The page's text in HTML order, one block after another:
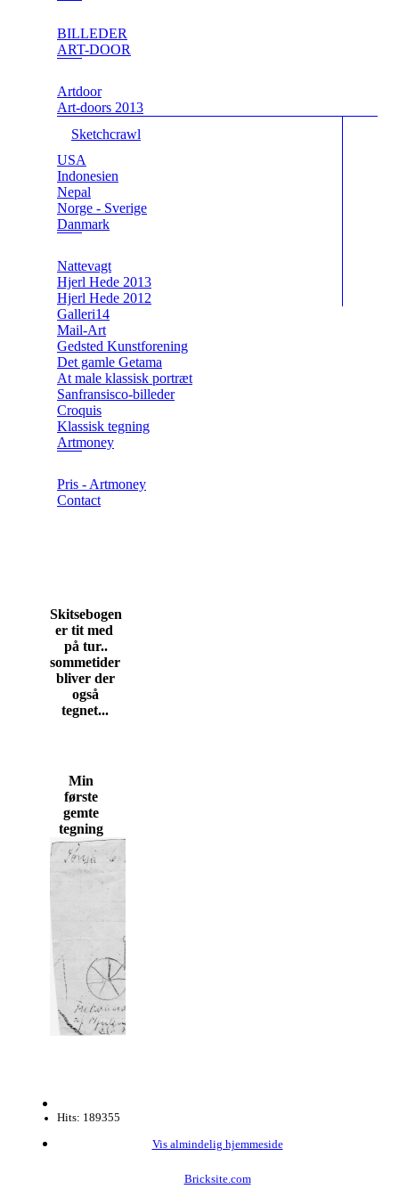
BILLEDER
ART-DOOR
Artdoor
Art-doors 2013
Sketchcrawl
USA
Indonesien
Nepal
Norge - Sverige
Danmark
Nattevagt
Hjerl Hede 2013
Hjerl Hede 2012
Galleri14
Mail-Art
Gedsted Kunstforening
Det gamle Getama
At male klassisk portræt
Sanfransisco-billeder
Croquis
Klassisk tegning
Artmoney
Pris - Artmoney
Contact
Skitsebogen
er tit med
på tur..
sommetider
bliver der
også
tegnet...
Min
første
gemte
tegning
Hits: 189355
Vis almindelig hjemmeside
Bricksite.com